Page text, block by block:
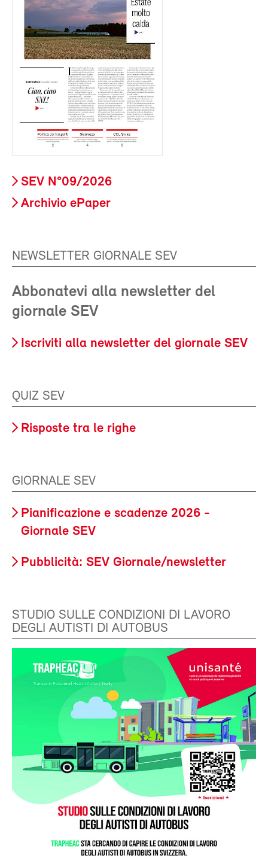
SEV N°09/2026
Archivio ePaper
NEWSLETTER GIORNALE SEV
Abbonatevi alla newsletter del
giornale SEV
Iscriviti alla newsletter del giornale SEV
QUIZ SEV
Risposte tra le righe
GIORNALE SEV
Pianificazione e scadenze 2026 -
Giornale SEV
Pubblicità: SEV Giornale/newsletter
STUDIO SULLE CONDIZIONI DI LAVORO
DEGLI AUTISTI DI AUTOBUS